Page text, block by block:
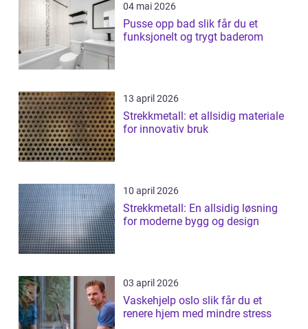
04 mai 2026
Pusse opp bad slik får du et
funksjonelt og trygt baderom
13 april 2026
Strekkmetall: et allsidig materiale
for innovativ bruk
10 april 2026
Strekkmetall: En allsidig løsning
for moderne bygg og design
03 april 2026
Vaskehjelp oslo slik får du et
renere hjem med mindre stress